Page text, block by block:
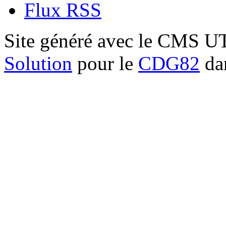
Flux RSS
Site généré avec le CMS
Solution pour le CDG82